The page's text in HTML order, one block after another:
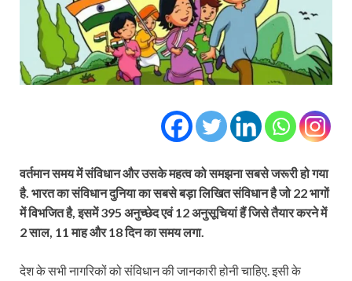
वर्तमान समय में संविधान और उसके महत्व को समझना सबसे जरूरी हो गया
है. भारत का संविधान दुनिया का सबसे बड़ा लिखित संविधान है जो 22 भागों
में विभजित है, इसमें 395 अनुच्छेद एवं 12 अनुसूचियां हैं जिसे तैयार करने में
2 साल, 11 माह और 18 दिन का समय लगा.
देश के सभी नागरिकों को संविधान की जानकारी होनी चाहिए. इसी के